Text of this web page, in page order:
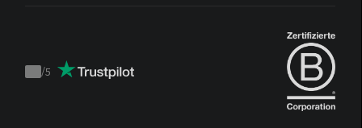
Trustpilot
/5